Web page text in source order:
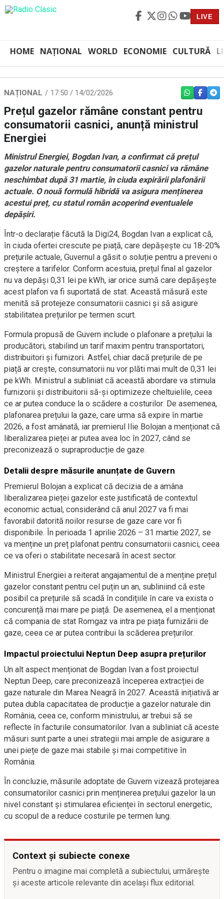
LIVE
HOME NAȚIONAL WORLD ECONOMIE CULTURĂ
NAȚIONAL 17:50 / 14/02/2026 WHATSAPP
Prețul gazelor rămâne constant pentru
consumatorii casnici, anunță ministrul
Energiei
Ministrul Energiei, Bogdan Ivan, a confirmat că prețul
gazelor naturale pentru consumatorii casnici va rămâne
neschimbat după 31 martie, în ciuda expirării plafonării
actuale. O nouă formulă hibridă va asigura menținerea
acestui preț, cu statul român acoperind eventualele
depășiri.
Într-o declarație făcută la Digi24, Bogdan Ivan a explicat că,
în ciuda ofertei crescute pe piață, care depășește cu 18-20%
prețurile actuale, Guvernul a găsit o soluție pentru a preveni o
creștere a tarifelor. Conform acestuia, prețul final al gazelor
nu va depăși 0,31 lei pe kWh, iar orice sumă care depășește
acest plafon va fi suportată de stat. Această măsură este
menită să protejeze consumatorii casnici și să asigure
stabilitatea prețurilor pe termen scurt.
Formula propusă de Guvern include o plafonare a prețului la
producători, stabilind un tarif maxim pentru transportatori,
distribuitori și furnizori. Astfel, chiar dacă prețurile de pe
piață ar crește, consumatorii nu vor plăti mai mult de 0,31 lei
pe kWh. Ministrul a subliniat că această abordare va stimula
furnizorii și distribuitorii să-și optimizeze cheltuielile, ceea
ce ar putea conduce la o scădere a costurilor. De asemenea,
plafonarea prețului la gaze, care urma să expire în martie
2026, a fost amânată, iar premierul Ilie Bolojan a menționat că
liberalizarea pieței ar putea avea loc în 2027, când se
preconizează o supraproducție de gaze.
Detalii despre măsurile anunțate de Guvern
Premierul Bolojan a explicat că decizia de a amâna
liberalizarea pieței gazelor este justificată de contextul
economic actual, considerând că anul 2027 va fi mai
favorabil datorită noilor resurse de gaze care vor fi
disponibile. În perioada 1 aprilie 2026 – 31 martie 2027, se
va menține un preț plafonat pentru consumatorii casnici, ceea
ce va oferi o stabilitate necesară în acest sector.
Ministrul Energiei a reiterat angajamentul de a menține prețul
gazelor constant pentru cel puțin un an, subliniind că este
posibil ca prețurile să scadă în condițiile în care va exista o
concurență mai mare pe piață. De asemenea, el a menționat
că compania de stat Romgaz va intra pe piața furnizării de
gaze, ceea ce ar putea contribui la scăderea prețurilor.
Impactul proiectului Neptun Deep asupra prețurilor
Un alt aspect menționat de Bogdan Ivan a fost proiectul
Neptun Deep, care preconizează începerea extracției de
gaze naturale din Marea Neagră în 2027. Această inițiativă ar
putea dubla capacitatea de producție a gazelor naturale din
România, ceea ce, conform ministrului, ar trebui să se
reflecte în facturile consumatorilor. Ivan a subliniat că aceste
măsuri sunt parte a unei strategii mai ample de asigurare a
unei piețe de gaze mai stabile și mai competitive în
România.
În concluzie, măsurile adoptate de Guvern vizează protejarea
consumatorilor casnici prin menținerea prețului gazelor la un
nivel constant și stimularea eficienței în sectorul energetic,
cu scopul de a reduce costurile pe termen lung.
Context și subiecte conexe
Pentru o imagine mai completă a subiectului, urmărește
și aceste articole relevante din același flux editorial.